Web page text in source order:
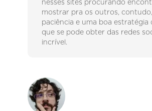
nesses sites procurando
mostrar pra os outros,
paciência e uma boa estratégia
que se pode obter das redes
incrível.